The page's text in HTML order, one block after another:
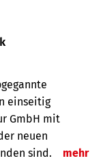
einseitig
GmbH mit
neuen
sind.
mehr